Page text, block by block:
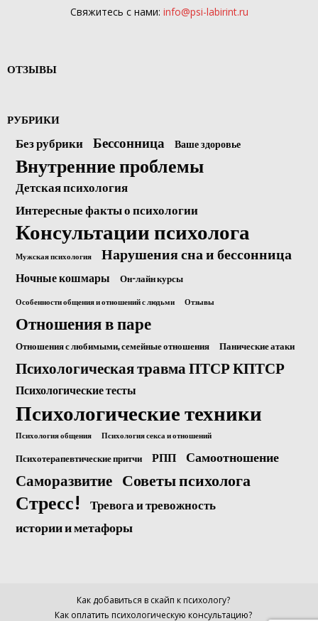
Свяжитесь с нами: info@psi-labirint.ru
ОТЗЫВЫ
РУБРИКИ
Без рубрики Бессонница Ваше здоровье
Внутренние проблемы
Детская психология
Интересные факты о психологии
Консультации психолога
Мужская психология Нарушения сна и бессонница
Ночные кошмары Он-лайн курсы
Особенности общения и отношений с людьми Отзывы
Отношения в паре
Отношения с любимыми, семейные отношения Панические атаки
Психологическая травма ПТСР КПТСР
Психологические тесты
Психологические техники
Психология общения Психология секса и отношений
Психотерапевтические притчи РПП Самоотношение
Саморазвитие Советы психолога
Стресс! Тревога и тревожность
истории и метафоры
Как добавиться в скайп к психологу?
Как оплатить психологическую консультацию?